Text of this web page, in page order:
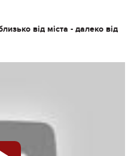
від міста - далеко від